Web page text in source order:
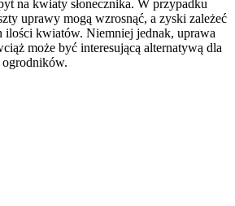
na kwiaty słonecznika. W przypadku
uprawy mogą wzrosnąć, a zyski zależeć
ilości kwiatów. Niemniej jednak, uprawa
może być interesującą alternatywą dla